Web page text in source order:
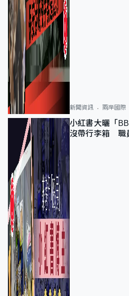
新聞資訊 兩岸國際
小紅書大曬「
沒帶行李箱 職